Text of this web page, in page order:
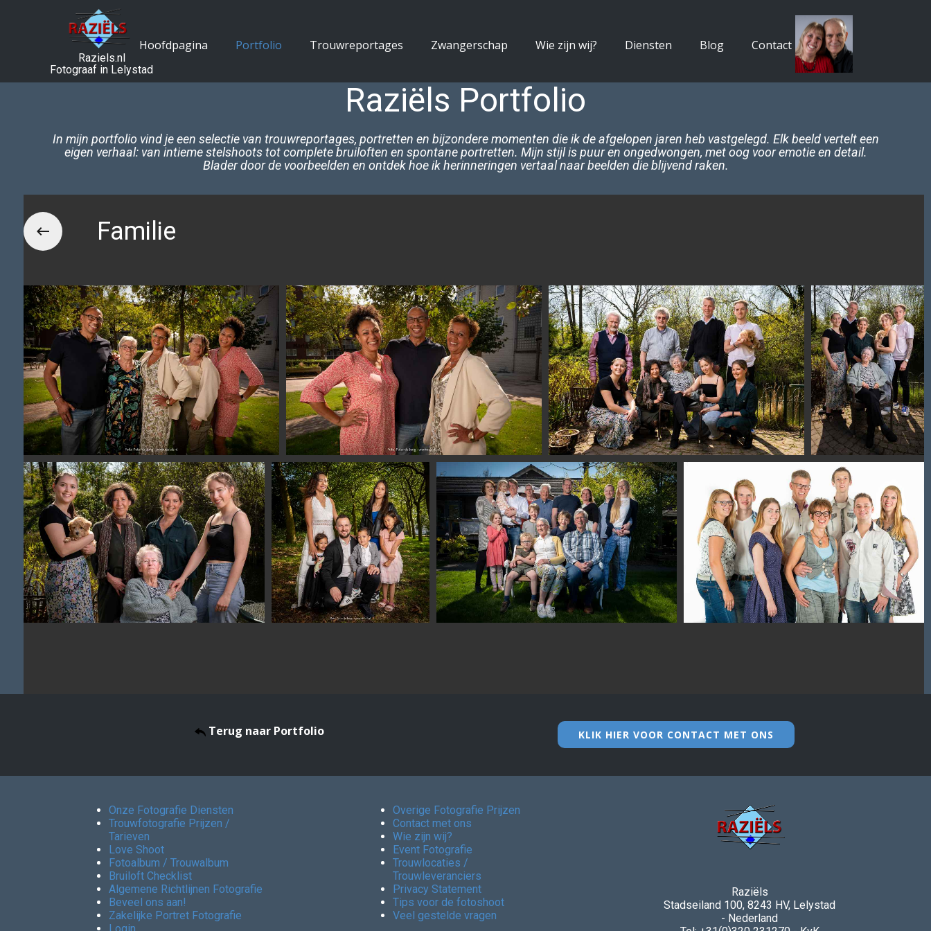
Hoofdpagina Portfolio Trouwreportages Zwangerschap Wie zijn wij? Diensten Blog Contact
Raziels.nl
Fotograaf in Lelystad
Raziëls Portfolio
In mijn portfolio vind je een selectie van trouwreportages, portretten en bijzondere momenten die ik de afgelopen jaren heb vastgelegd. Elk beeld vertelt een
eigen verhaal: van intieme stelshoots tot complete b​ruiloften en spontane portretten. Mijn stijl is puur en ongedwongen, met oog voor emotie en detail.
Blader door de voorbeelden en ontdek hoe ik herinneringen vertaal naar beelden die blijvend raken.
Familie
KLIK HIER VOOR CONTACT MET ONS
Terug naar Portfolio
Onze Fotografie Diensten
Trouwfotografie Prijzen /
Tarieven
Love Shoot
Fotoalbum / Trouwalbum
Bruiloft Checklist
Algemene Richtlijnen Fotografie
Beveel ons aan!
Zakelijke Portret Fotografie
Overige Fotografie Prijzen
Contact met ons
Wie zijn wij?
Event Fotografie
Trouwlocaties /
Trouwleveranciers
Privacy Statement
Tips voor de fotoshoot
Veel gestelde vragen
Raziëls
Stadseiland 100, 8243 HV, Lelystad
- Nederland